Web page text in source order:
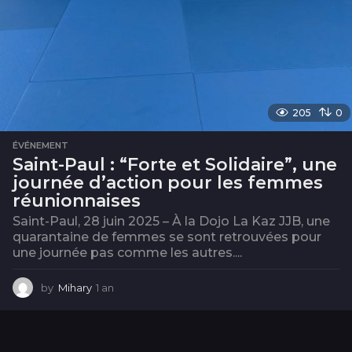
205 0
ÉVÉNEMENT
Saint-Paul : “Forte et Solidaire”, une
journée d’action pour les femmes
réunionnaises
Saint-Paul, 28 juin 2025 – À la Dojo La Kaz JJB, une
quarantaine de femmes se sont retrouvées pour
une journée pas comme les autres....
by Mihary 1 an